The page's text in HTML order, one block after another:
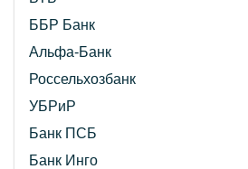
ББР Банк
Альфа-Банк
Россельхозбанк
УБРиР
Банк ПСБ
Банк Инго